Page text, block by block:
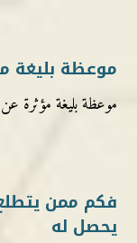
موعظة بليغة
موعظة بليغة مؤثرة عن
فكم ممن
يحصل له